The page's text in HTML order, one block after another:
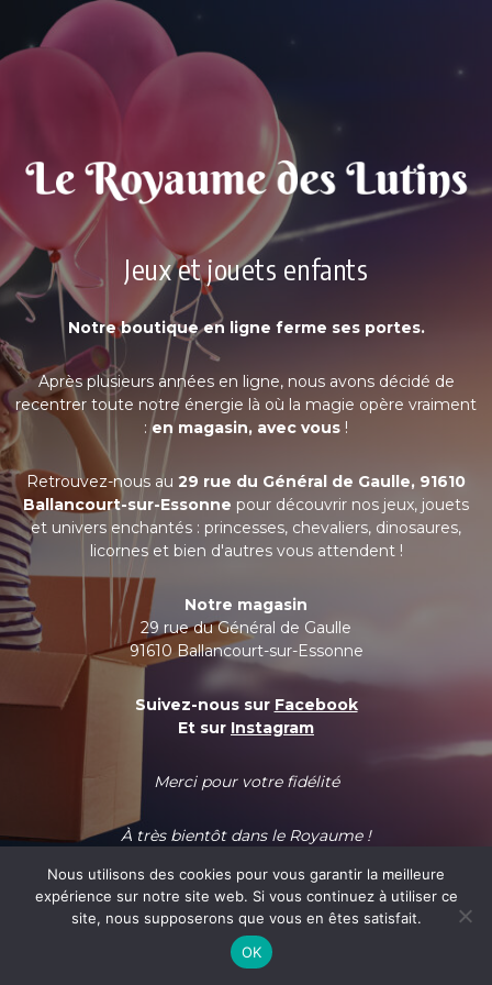
Jeux et jouets enfants
Notre boutique en ligne ferme ses portes.
Après plusieurs années en ligne, nous avons décidé de
recentrer toute notre énergie là où la magie opère vraiment
:en magasin, avec vous !
Retrouvez-nous au 29 rue du Général de Gaulle, 91610
Ballancourt-sur-Essonne pour découvrir nos jeux, jouets
et univers enchantés : princesses, chevaliers, dinosaures,
licornes et bien d'autres vous attendent !
Notre magasin
29 rue du Général de Gaulle
91610 Ballancourt-sur-Essonne
Suivez-nous sur Facebook
Et sur Instagram
Merci pour votre fidélité
À très bientôt dans le Royaume !
Nous utilisons des cookies pour vous garantir la meilleure
expérience sur notre site web. Si vous continuez à utiliser ce
site, nous supposerons que vous en êtes satisfait.
OK